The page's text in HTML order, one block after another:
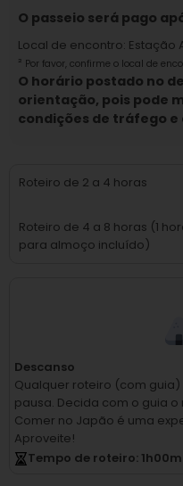
O passeio será pago
Local de encontro: Estação
² Por favor, confirme o local de
O horário postado no
orientação, pois pode
condições de tráfego e
Roteiro de 2 a 4 horas
Roteiro de 4 a 8 horas (1
para almoço incluído)
Descanso
Qualquer roteiro (com
pausa. Decida com o guia
Comer no Japão é uma
Aproveite!
Tempo de roteiro: 1h00m